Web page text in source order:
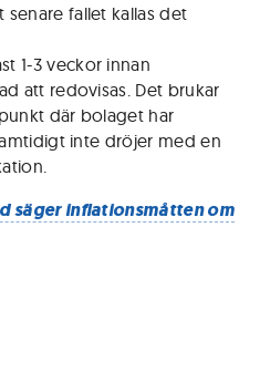
fallet kallas det
1-3 veckor innan
att redovisas. Det brukar
där bolaget har
inte dröjer med en
säger inflationsmåtten om